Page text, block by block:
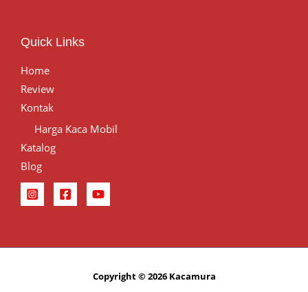
Quick Links
Home
Review
Kontak
Harga Kaca Mobil
Katalog
Blog
Copyright © 2026 Kacamura